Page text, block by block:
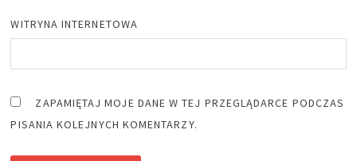
WITRYNA INTERNETOWA
ZAPAMIĘTAJ MOJE DANE W TEJ PRZEGLĄDARCE PODCZAS
PISANIA KOLEJNYCH KOMENTARZY.